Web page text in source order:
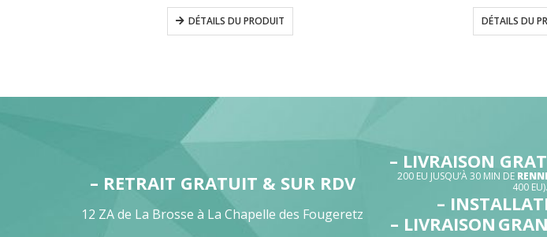
DÉTAILS DU PRODUIT DÉTAILS DU
– RETRAIT GRATUIT & SUR RDV
12 ZA de La Brosse à La Chapelle des Fougeretz
– LIVRAISON
200 EU JUSQU’À 30 MIN DE
400 EU).
–
– LIVRAISON